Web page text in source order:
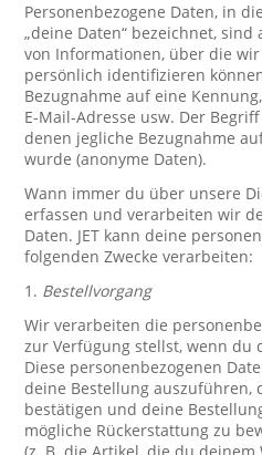
Personenbezogene Daten, in
„deine Daten“ bezeichnet,
von Informationen, über die
persönlich identifizieren
Bezugnahme auf eine
E-Mail-Adresse usw. Der
denen jegliche Bezugnahme
wurde (anonyme Daten).
Wann immer du über unsere
erfassen und verarbeiten wir
Daten. JET kann deine
folgenden Zwecke verarbeiten:
1. Bestellvorgang
Wir verarbeiten die
zur Verfügung stellst, wenn du
Diese personenbezogenen
deine Bestellung auszuführen,
bestätigen und deine
mögliche Rückerstattung zu